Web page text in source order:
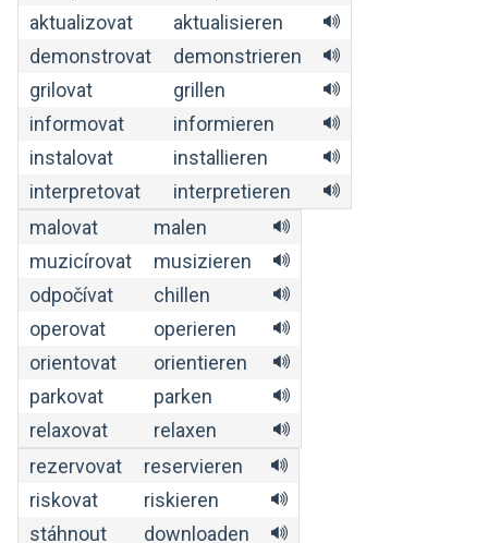
aktualizovat
aktualisieren
demonstrovat
demonstrieren
grilovat
grillen
informovat
informieren
instalovat
installieren
interpretovat
interpretieren
malovat
malen
muzicírovat
musizieren
odpočívat
chillen
operovat
operieren
orientovat
orientieren
parkovat
parken
relaxovat
relaxen
rezervovat
reservieren
riskovat
riskieren
stáhnout
downloaden